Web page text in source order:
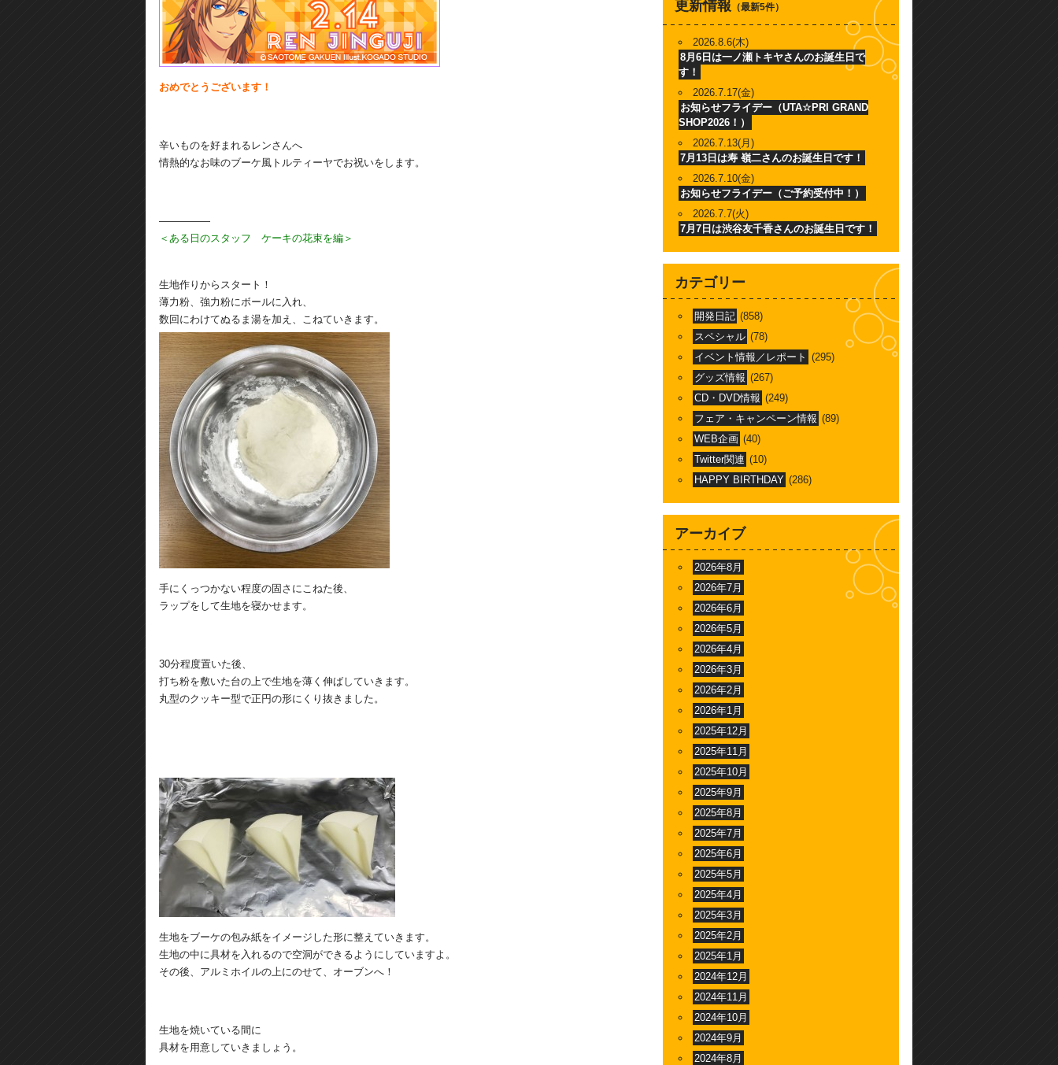
おめでとうございます！
辛いものを好まれるレンさんへ
情熱的なお味のブーケ風トルティーヤでお祝いをします。
―――――
＜ある日のスタッフ ケーキの花束を編＞
生地作りからスタート！
薄力粉、強力粉にボールに入れ、
数回にわけてぬるま湯を加え、こねていきます。
手にくっつかない程度の固さにこねた後、
ラップをして生地を寝かせます。
30分程度置いた後、
打ち粉を敷いた台の上で生地を薄く伸ばしていきます。
丸型のクッキー型で正円の形にくり抜きました。
生地をブーケの包み紙をイメージした形に整えていきます。
生地の中に具材を入れるので空洞ができるようにしていますよ。
その後、アルミホイルの上にのせて、オーブンへ！
生地を焼いている間に
具材を用意していきましょう。
更新情報 （最新5件）
2026.8.6(木)
8月6日は一ノ瀬トキヤさんのお誕生日で
す！
2026.7.17(金)
お知らせフライデー（UTA☆PRI GRAND
SHOP2026！）
2026.7.13(月)
7月13日は寿 嶺二さんのお誕生日です！
2026.7.10(金)
お知らせフライデー（ご予約受付中！）
2026.7.7(火)
7月7日は渋谷友千香さんのお誕生日です！
カテゴリー
開発日記 (858)
スペシャル (78)
イベント情報／レポート (295)
グッズ情報 (267)
CD・DVD情報 (249)
フェア・キャンペーン情報 (89)
WEB企画 (40)
Twitter関連 (10)
HAPPY BIRTHDAY (286)
アーカイブ
2026年8月
2026年7月
2026年6月
2026年5月
2026年4月
2026年3月
2026年2月
2026年1月
2025年12月
2025年11月
2025年10月
2025年9月
2025年8月
2025年7月
2025年6月
2025年5月
2025年4月
2025年3月
2025年2月
2025年1月
2024年12月
2024年11月
2024年10月
2024年9月
2024年8月